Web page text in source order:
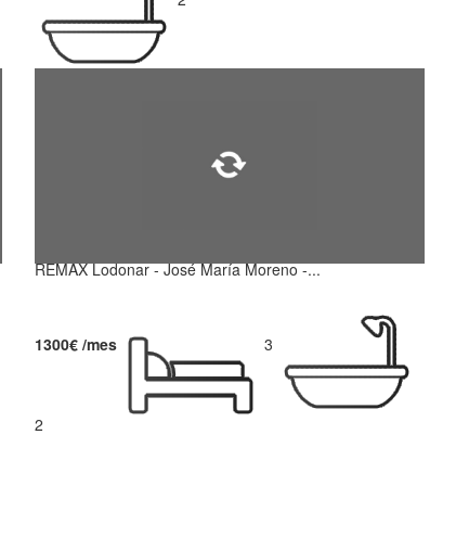
REMAX Lodonar - José María Moreno -...
1300€ /mes 3
2